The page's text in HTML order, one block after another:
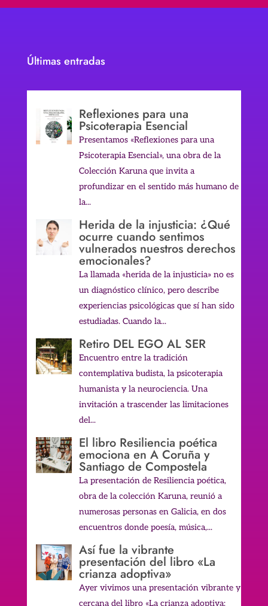
Últimas entradas
Reflexiones para una
Psicoterapia Esencial
Presentamos «Reflexiones para una
Psicoterapia Esencial», una obra de la
Colección Karuna que invita a
profundizar en el sentido más humano de
la...
Herida de la injusticia: ¿Qué
ocurre cuando sentimos
vulnerados nuestros derechos
emocionales?
La llamada «herida de la injusticia» no es
un diagnóstico clínico, pero describe
experiencias psicológicas que sí han sido
estudiadas. Cuando la...
Retiro DEL EGO AL SER
Encuentro entre la tradición
contemplativa budista, la psicoterapia
humanista y la neurociencia. Una
invitación a trascender las limitaciones
del...
El libro Resiliencia poética
emociona en A Coruña y
Santiago de Compostela
La presentación de Resiliencia poética,
obra de la colección Karuna, reunió a
numerosas personas en Galicia, en dos
encuentros donde poesía, música,...
Así fue la vibrante
presentación del libro «La
crianza adoptiva»
Ayer vivimos una presentación vibrante y
cercana del libro «La crianza adoptiva: